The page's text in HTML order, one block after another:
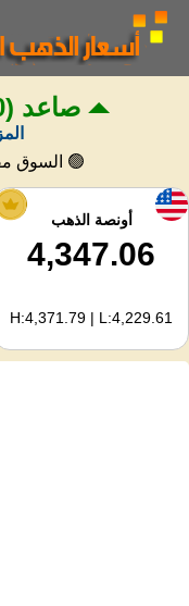
صاعد (4,200 - 4,350 USD)
🟢 السوق
أونصة الذهب
4,347.06
H:4,371.79 | L:4,229.61